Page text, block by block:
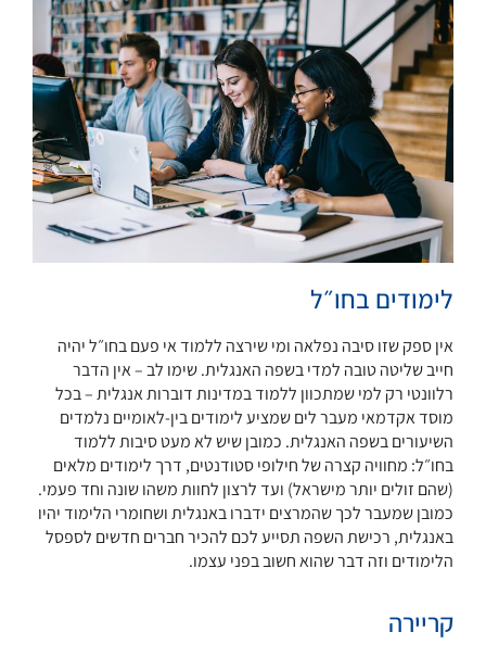
לימודים בחו״ל
אין ספק שזו סיבה נפלאה ומי שירצה ללמוד אי פעם בחו״ל יהיה
חייב שליטה טובה למדי בשפה האנגלית. שימו לב – אין הדבר
רלוונטי רק למי שמתכוון ללמוד במדינות דוברות אנגלית – בכל
מוסד אקדמאי מעבר לים שמציע לימודים בין-לאומיים נלמדים
השיעורים בשפה האנגלית. כמובן שיש לא מעט סיבות ללמוד
בחו״ל: מחוויה קצרה של חילופי סטודנטים, דרך לימודים מלאים
(שהם זולים יותר מישראל) ועד לרצון לחוות משהו שונה וחד פעמי.
כמובן שמעבר לכך שהמרצים ידברו באנגלית ושחומרי הלימוד יהיו
באנגלית, רכישת השפה תסייע לכם להכיר חברים חדשים לספסל
הלימודים וזה דבר שהוא חשוב בפני עצמו.
קריירה